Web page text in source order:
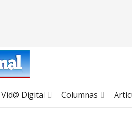
Vid@ Digital Columnas